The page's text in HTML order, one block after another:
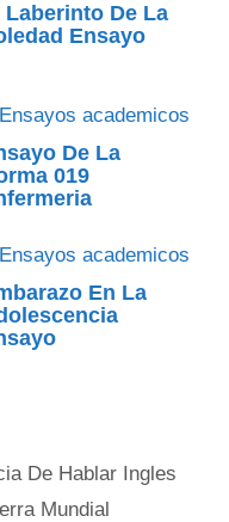
Laberinto De La
Ensayo
De La
019
En La
De Hablar Ingles
Mundial